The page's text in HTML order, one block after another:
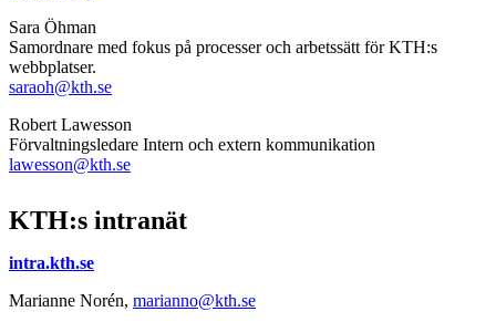
Sara Öhman
Samordnare med fokus på processer och arbetssätt för KTH:s
webbplatser.
saraoh@kth.se
Robert Lawesson
Förvaltningsledare Intern och extern kommunikation
lawesson@kth.se
KTH:s intranät
intra.kth.se
Marianne Norén, marianno@kth.se